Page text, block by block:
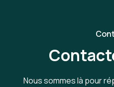
Nous sommes là pour